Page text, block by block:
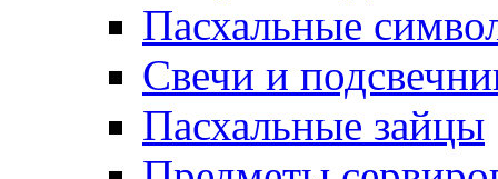
Пасхальные
Свечи и
Пасхальные зайцы